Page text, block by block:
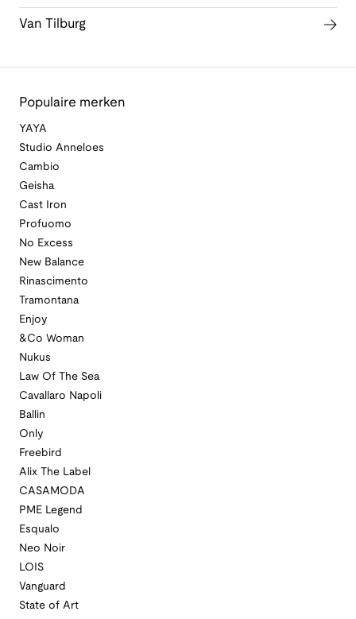
Van Tilburg
Populaire merken
YAYA
Studio Anneloes
Cambio
Geisha
Cast Iron
Profuomo
No Excess
New Balance
Rinascimento
Tramontana
Enjoy
&Co Woman
Nukus
Law Of The Sea
Cavallaro Napoli
Ballin
Only
Freebird
Alix The Label
CASAMODA
PME Legend
Esqualo
Neo Noir
LOIS
Vanguard
State of Art